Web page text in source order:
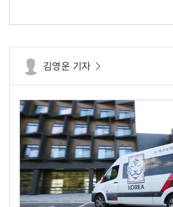
김영운 기자